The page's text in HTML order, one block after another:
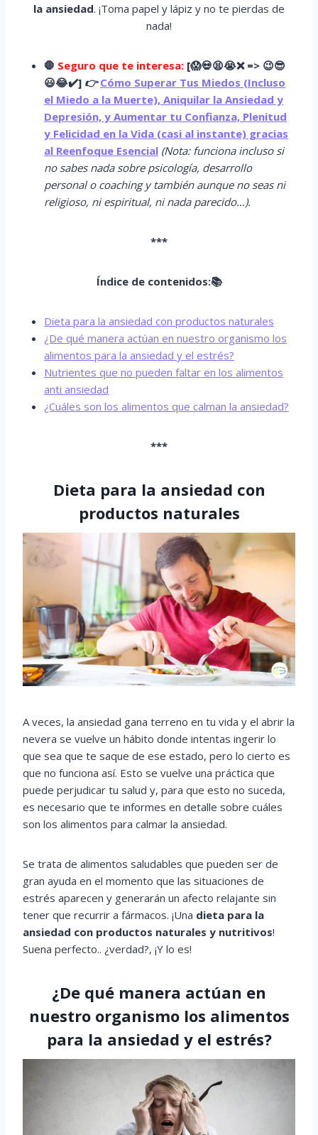
la ansiedad. ¡Toma papel y lápiz y no te pierdas de
nada!
🛑 Seguro que te interesa: [😱💀😫😭❌ => 😉😎
😃😂✔️] 👉 Cómo Superar Tus Miedos (Incluso
el Miedo a la Muerte), Aniquilar la Ansiedad y
Depresión, y Aumentar tu Confianza, Plenitud
y Felicidad en la Vida (casi al instante) gracias
al Reenfoque Esencial (Nota: funciona incluso si
no sabes nada sobre psicología, desarrollo
personal o coaching y también aunque no seas ni
religioso, ni espiritual, ni nada parecido…).
***
Índice de contenidos:📚
Dieta para la ansiedad con productos naturales
¿De qué manera actúan en nuestro organismo los
alimentos para la ansiedad y el estrés?
Nutrientes que no pueden faltar en los alimentos
anti ansiedad
¿Cuáles son los alimentos que calman la ansiedad?
***
Dieta para la ansiedad con
productos naturales
A veces, la ansiedad gana terreno en tu vida y el abrir la
nevera se vuelve un hábito donde intentas ingerir lo
que sea que te saque de ese estado, pero lo cierto es
que no funciona así. Esto se vuelve una práctica que
puede perjudicar tu salud y, para que esto no suceda,
es necesario que te informes en detalle sobre cuáles
son los alimentos para calmar la ansiedad.
Se trata de alimentos saludables que pueden ser de
gran ayuda en el momento que las situaciones de
estrés aparecen y generarán un afecto relajante sin
tener que recurrir a fármacos. ¡Una dieta para la
ansiedad con productos naturales y nutritivos!
Suena perfecto.. ¿verdad?, ¡Y lo es!
¿De qué manera actúan en
nuestro organismo los alimentos
para la ansiedad y el estrés?